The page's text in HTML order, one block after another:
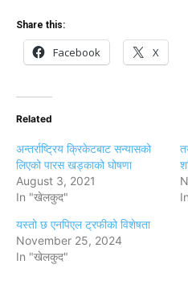
Share this:
Facebook X
Related
अन्तर्राष्ट्रिय क्रिकेटबाट सन्यासको
लिएको पारस खड्काको घोषणा
August 3, 2021
In "खेलकुद"
यस्तो छ एनपिएल ट्रफीको विशेषता
November 25, 2024
In "खेलकुद"